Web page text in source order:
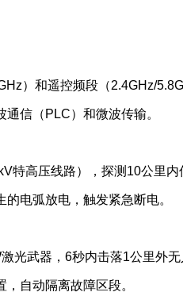
）和遥控频段（2.4GHz/
信（PLC）和微波传输。
特高压线路），探测10公里内
电弧放电，触发紧急断电。
光武器，6秒内击落1公里外无
自动隔离故障区段。